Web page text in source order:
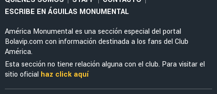
NOTICIAS
Noticias de América HOY, 9 de agosto